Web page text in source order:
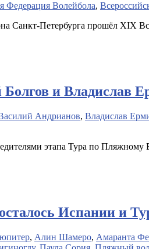
Федерация Волейбола,
Санкт-Петербурга прошёл XIX
и Владислав
Андрианов, Владислав
этапа Тура по
Испании и
, Алин Шамеро, Амаранта